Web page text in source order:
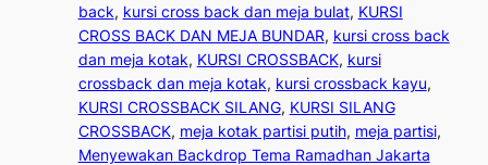
back, kursi cross back dan meja bulat, KURSI
CROSS BACK DAN MEJA BUNDAR, kursi cross back
dan meja kotak, KURSI CROSSBACK, kursi
crossback dan meja kotak, kursi crossback kayu
KURSI CROSSBACK SILANG, KURSI SILANG
CROSSBACK, meja kotak partisi putih, meja partisi
Menyewakan Backdrop Tema Ramadhan Jakarta